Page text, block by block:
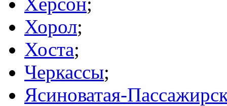
Хорол;
Хоста;
Черкассы;
Ясиноватая-